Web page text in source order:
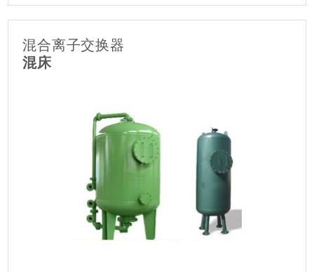
混合离子交换器
混床